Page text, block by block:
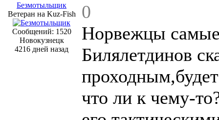
Безмотыльщик
Ветеран на Kuz-Fish
Сообщений: 1520
Новокузнецк
4216 дней назад
0
Норвежцы
Билялетдинов
что ли к чему-